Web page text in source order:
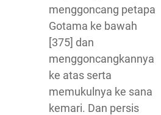
menggoncang petapa
Gotama ke bawah
[375] dan
menggoncangkannya
ke atas serta
memukulnya ke sana
kemari. Dan persis